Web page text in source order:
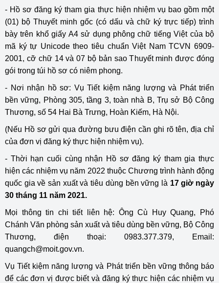
- Hồ sơ đăng ký tham gia thực hiện nhiệm vụ bao gồm một
(01) bộ Thuyết minh gốc (có dấu và chữ ký trực tiếp) trình
bày trên khổ giấy A4 sử dụng phông chữ tiếng Việt của bộ
mã ký tự Unicode theo tiêu chuẩn Việt Nam TCVN 6909-
2001, cỡ chữ 14 và 07 bộ bản sao Thuyết minh được đóng
gói trong túi hồ sơ có niêm phong.
- Nơi nhận hồ sơ: Vụ Tiết kiệm năng lượng và Phát triển
bền vững, Phòng 305, tầng 3, toàn nhà B, Trụ sở Bộ Công
Thương, số 54 Hai Bà Trưng, Hoàn Kiếm, Hà Nội.
(Nếu Hồ sơ gửi qua đường bưu điện cần ghi rõ tên, địa chỉ
của đơn vị đăng ký thực hiện nhiệm vụ).
- Thời hạn cuối cùng nhận Hồ sơ đăng ký tham gia thực
hiện các nhiệm vụ năm 2022 thuộc Chương trình hành động
quốc gia về sản xuất và tiêu dùng bền vững là 17 giờ ngày
30 tháng 11 năm 2021.
Mọi thông tin chi tiết liên hệ: Ông Cù Huy Quang, Phó
Chánh Văn phòng sản xuất và tiêu dùng bền vững, Bộ Công
Thương, điện thoại: 0983.377.379, Email:
quangch@moit.gov.vn.
Vụ Tiết kiệm năng lượng và Phát triển bền vững thông báo
để các đơn vị được biết và đăng ký thực hiện các nhiệm vụ